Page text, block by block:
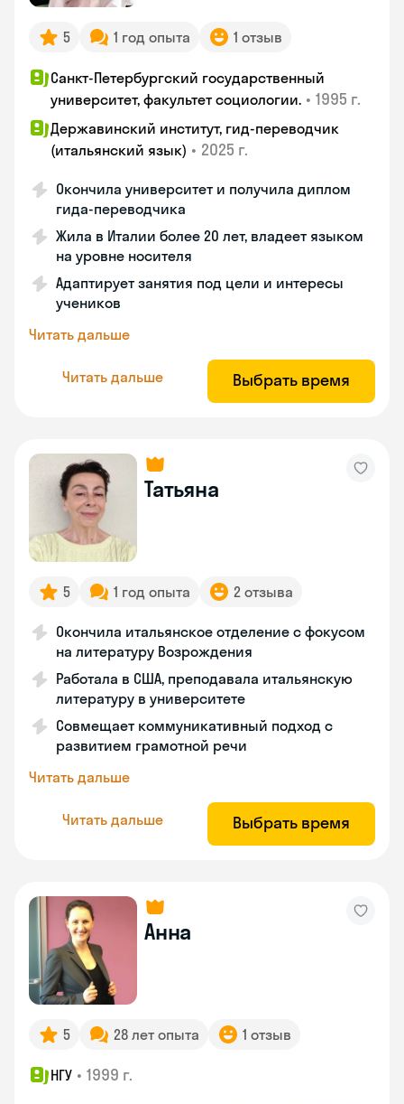
5 1 год опыта 1 отзыв
Санкт-Петербургский государственный
университет, факультет социологии. • 1995 г.
Державинский институт, гид-переводчик
(итальянский язык) • 2025 г.
Окончила университет и получила диплом
гида-переводчика
Жила в Италии более 20 лет, владеет языком
на уровне носителя
Адаптирует занятия под цели и интересы
учеников
Читать дальше
Читать дальше Выбрать время
Татьяна
5 1 год опыта 2 отзыва
Окончила итальянское отделение с фокусом
на литературу Возрождения
Работала в США, преподавала итальянскую
литературу в университете
Совмещает коммуникативный подход с
развитием грамотной речи
Читать дальше
Читать дальше Выбрать время
Анна
5 28 лет опыта 1 отзыв
НГУ • 1999 г.